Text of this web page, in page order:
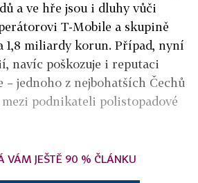
a ve hře jsou i dluhy vůči
T-Mobile a skupině
1,8 miliardy korun. Případ, nyní
navíc poškozuje i reputaci
– jednoho z nejbohatších Čechů
mezi podnikateli polistopadové
VÁM JEŠTĚ 90 % ČLÁNKU